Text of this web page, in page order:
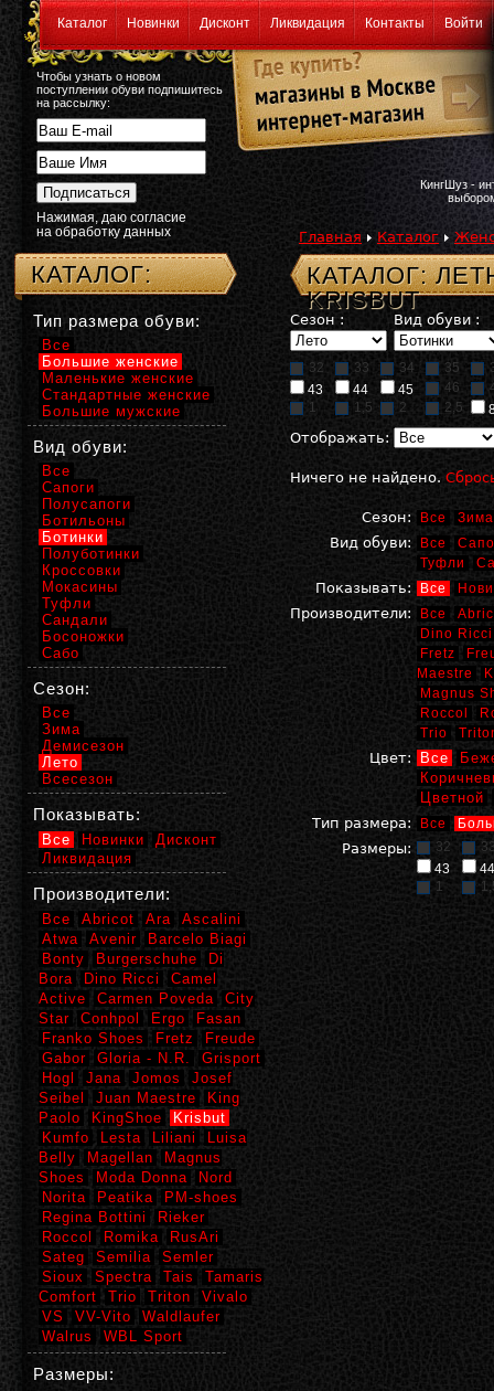
Каталог Новинки Дисконт Ликвидация Контакты Войти
Чтобы узнать о новом
поступлении обуви подпишитесь
на рассылку:
Нажимая, даю согласие
на обработку данных
КингШуз -
Главная Каталог
КАТАЛОГ:
KRISBUT
Сезон : Вид обуви :
32 33 34 35
43
44 45 46
1
1,5 2 2,5
Отображать:
Ничего не найдено.
Сезон: Все Зима
Вид обуви: Все
Туфли
Показывать: Все
Производители: Все
Dino Ricci
Fretz
Maestre
Magnus
Roccol
Trio
Цвет: Все
Цветной
Тип размера:
Все
Размеры: 32
43
44
1
КАТАЛОГ:
Тип размера обуви:
Все
Большие женские
Маленькие женские
Стандартные женские
Большие мужские
Вид обуви:
Все
Сапоги
Полусапоги
Ботильоны
Ботинки
Полуботинки
Кроссовки
Мокасины
Туфли
Сандали
Босоножки
Сабо
Сезон:
Все
Зима
Демисезон
Лето
Всесезон
Показывать:
Все Новинки
Дисконт
Ликвидация
Производители:
Все Abricot Ara
Ascalini
Atwa
Avenir
Barcelo Biagi
Bonty
Burgerschuhe
Di
Bora
Dino Ricci
Camel
Active
Carmen Poveda
City
Star
Conhpol Ergo
Fasan
Franko Shoes
Fretz
Freude
Gabor
Gloria - N.R.
Grisport
Hogl
Jana Jomos
Josef
Seibel
Juan Maestre
King
Paolo
KingShoe
Krisbut
Kumfo
Lesta Liliani
Luisa
Belly
Magellan
Magnus
Shoes
Moda Donna
Nord
Norita
Peatika
PM-shoes
Regina Bottini
Rieker
Roccol
Romika
RusAri
Sateg
Semilia
Semler
Sioux
Spectra Tais
Tamaris
Comfort
Trio Triton
Vivalo
VS
VV-Vito
Waldlaufer
Walrus
WBL Sport
Размеры: